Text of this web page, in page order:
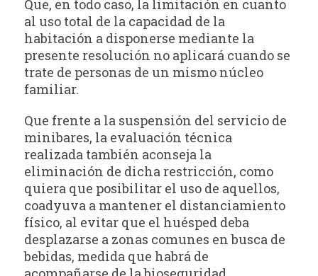
Que, en todo caso, la limitación en cuanto
al uso total de la capacidad de la
habitación a disponerse mediante la
presente resolución no aplicará cuando se
trate de personas de un mismo núcleo
familiar.
Que frente a la suspensión del servicio de
minibares, la evaluación técnica
realizada también aconseja la
eliminación de dicha restricción, como
quiera que posibilitar el uso de aquellos,
coadyuva a mantener el distanciamiento
físico, al evitar que el huésped deba
desplazarse a zonas comunes en busca de
bebidas, medida que habrá de